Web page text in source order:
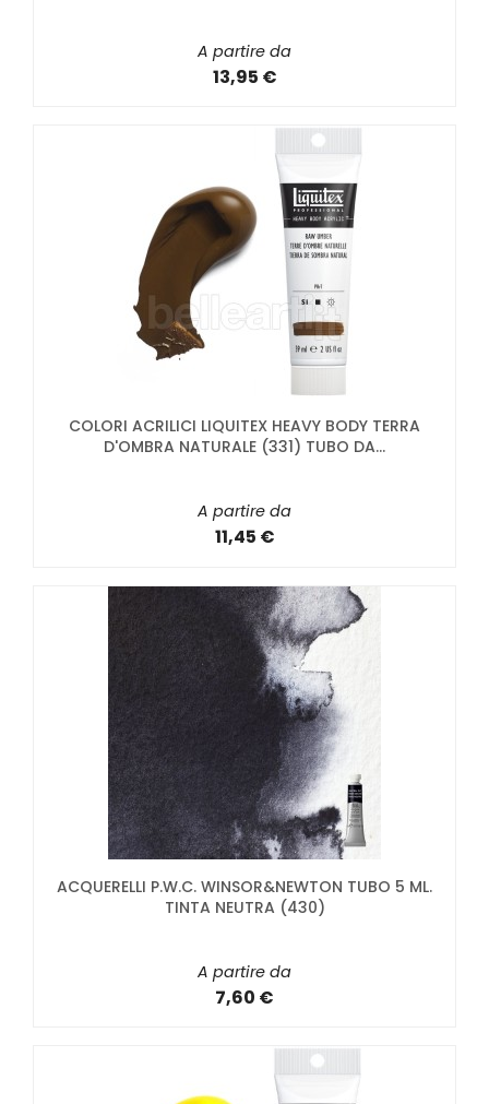
A partire da
13,95 €
COLORI ACRILICI LIQUITEX HEAVY BODY TERRA
D'OMBRA NATURALE (331) TUBO DA...
A partire da
11,45 €
ACQUERELLI P.W.C. WINSOR&NEWTON TUBO 5 ML.
TINTA NEUTRA (430)
A partire da
7,60 €